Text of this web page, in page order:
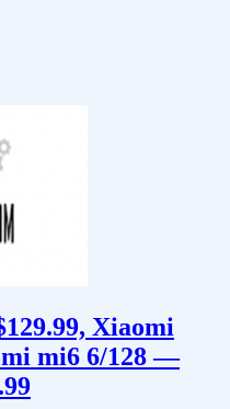
Хiaomi
mi6 6/128 —